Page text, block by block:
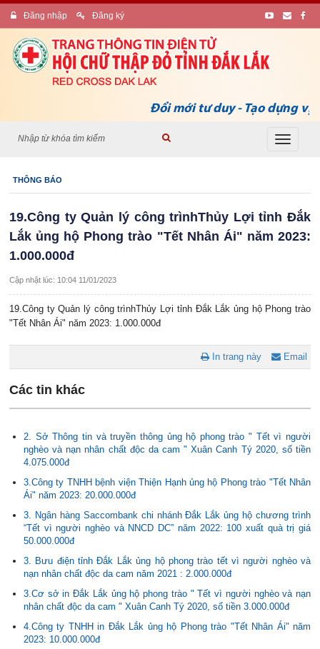
Đăng nhập Đăng ký
Đổi mới tư duy - Tạo dựng vị
Toggle
THÔNG BÁO
19.Công ty Quản lý công trìnhThủy Lợi tỉnh Đắk
Lắk ủng hộ Phong trào "Tết Nhân Ái" năm 2023:
1.000.000đ
Cập nhật lúc: 10:04 11/01/2023
19.Công ty Quản lý công trìnhThủy Lợi tỉnh Đắk Lắk ủng hộ Phong trào
"Tết Nhân Ái" năm 2023: 1.000.000đ
In trang này Email
Các tin khác
2. Sở Thông tin và truyền thông ủng hộ phong trào " Tết vì người
nghèo và nạn nhân chất độc da cam " Xuân Canh Tý 2020, số tiền
4.075.000đ
3.Công ty TNHH bệnh viện Thiện Hạnh ủng hộ Phong trào "Tết Nhân
Ái" năm 2023: 20.000.000đ
3. Ngân hàng Saccombank chi nhánh Đắk Lắk ủng hộ chương trình
“Tết vì người nghèo và NNCD DC” năm 2022: 100 xuất quà trị giá
50.000.000đ
3. Bưu điện tỉnh Đắk Lắk ủng hộ phong trào tết vì người nghèo và
nạn nhân chất độc da cam năm 2021 : 2.000.000đ
3.Cơ sở in Đắk Lắk ủng hộ phong trào " Tết vì người nghèo và nạn
nhân chất độc da cam " Xuân Canh Tý 2020, số tiền 3.000.000đ
4.Công ty TNHH in Đắk Lắk ủng hộ Phong trào "Tết Nhân Ái" năm
2023: 10.000.000đ